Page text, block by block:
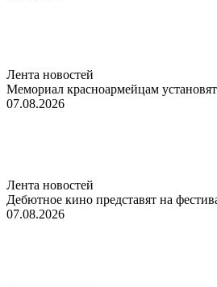
Лента новостей
Мемориал красноармейцам
07.08.2026
Лента новостей
Дебютное кино представят на
07.08.2026